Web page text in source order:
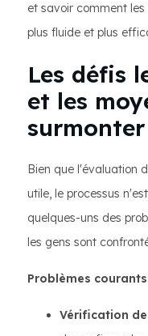
et savoir comment
plus fluide et plus
Les défis
et les
surmonter
Bien que l'évaluation
utile, le processus
quelques-uns des
les gens sont
Problèmes courants
Vérification